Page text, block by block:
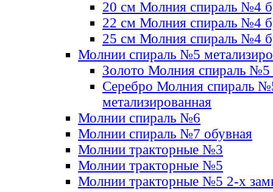
20 см Молния спираль №4
22 см Молния спираль №4
25 см Молния спираль №4
Молнии спираль №5
Золото Молния спираль №5
Серебро Молния спираль
метализированная
Молнии спираль №6
Молнии спираль №7 обувная
Молнии тракторные №3
Молнии тракторные №5
Молнии тракторные №5 2-х